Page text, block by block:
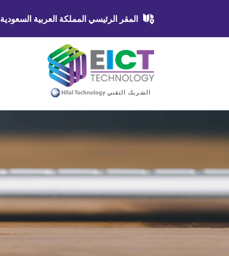
المقر الرئيسي المملكة العربية السعودية
الشريك التقني